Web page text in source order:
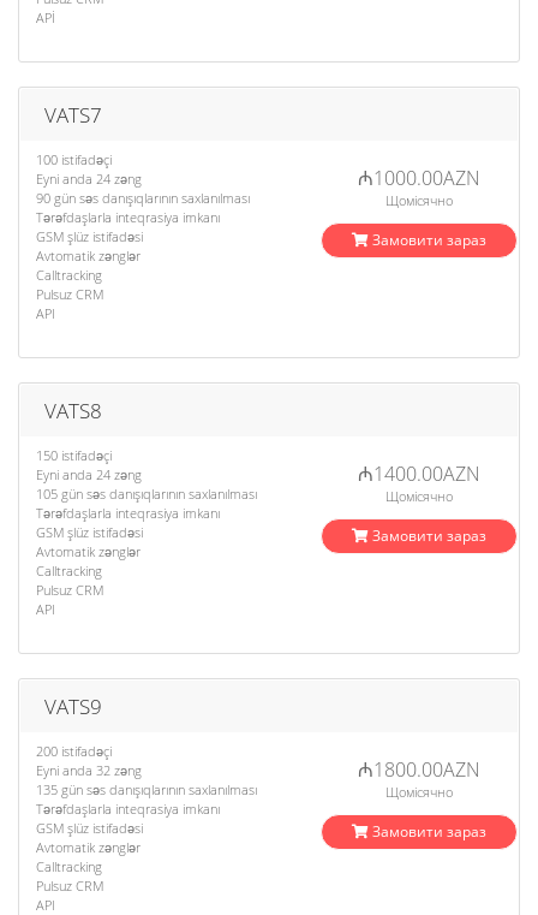
APİ
VATS7
100 istifadəçi
Eyni anda 24 zəng
90 gün səs danışıqlarının saxlanılması
Tərəfdaşlarla inteqrasiya imkanı
GSM şlüz istifadəsi
Avtomatik zənglər
Calltracking
Pulsuz CRM
API
₼1000.00AZN
Щомісячно
Замовити зараз
VATS8
150 istifadəçi
Eyni anda 24 zəng
105 gün səs danışıqlarının saxlanılması
Tərəfdaşlarla inteqrasiya imkanı
GSM şlüz istifadəsi
Avtomatik zənglər
Calltracking
Pulsuz CRM
API
₼1400.00AZN
Щомісячно
Замовити зараз
VATS9
200 istifadəçi
Eyni anda 32 zəng
135 gün səs danışıqlarının saxlanılması
Tərəfdaşlarla inteqrasiya imkanı
GSM şlüz istifadəsi
Avtomatik zənglər
Calltracking
Pulsuz CRM
API
₼1800.00AZN
Щомісячно
Замовити зараз